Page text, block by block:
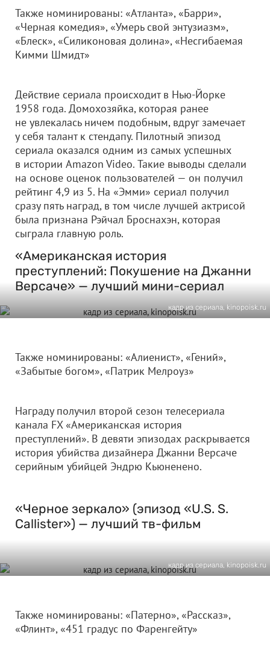
Также номинированы: «Атланта», «Барри»,
«Черная комедия», «Умерь свой энтузиазм»,
«Блеск», «Силиконовая долина», «Несгибаемая
Кимми Шмидт»
Действие сериала происходит в Нью-Йорке
1958 года. Домохозяйка, которая ранее
не увлекалась ничем подобным, вдруг замечает
у себя талант к стендапу. Пилотный эпизод
сериала оказался одним из самых успешных
в истории Amazon Video. Такие выводы сделали
на основе оценок пользователей — он получил
рейтинг 4,9 из 5. На «Эмми» сериал получил
сразу пять наград, в том числе лучшей актрисой
была признана Рэйчал Броснахэн, которая
сыграла главную роль.
«Американская история
преступлений: Покушение на Джанни
Версаче» — лучший мини-сериал
кадр из сериала, kinopoisk.ru
Также номинированы: «Алиенист», «Гений»,
«Забытые богом», «Патрик Мелроуз»
Награду получил второй сезон телесериала
канала FX «Американская история
преступлений». В девяти эпизодах раскрывается
история убийства дизайнера Джанни Версаче
серийным убийцей Эндрю Кьюненено.
«Черное зеркало» (эпизод «U.S. S.
Callister») — лучший тв-фильм
кадр из сериала, kinopoisk.ru
Также номинированы: «Патерно», «Рассказ»,
«Флинт», «451 градус по Фаренгейту»